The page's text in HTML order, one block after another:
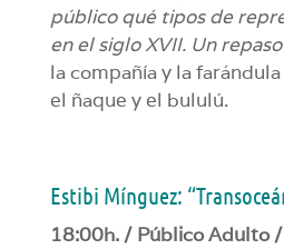
público qué tipos de
en el siglo XVII. Un
la compañía y la
el ñaque y el bululú.
Estibi Mínguez:
18:00h. / Público Adulto